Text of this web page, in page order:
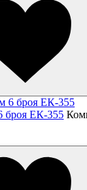
броя ЕК-355